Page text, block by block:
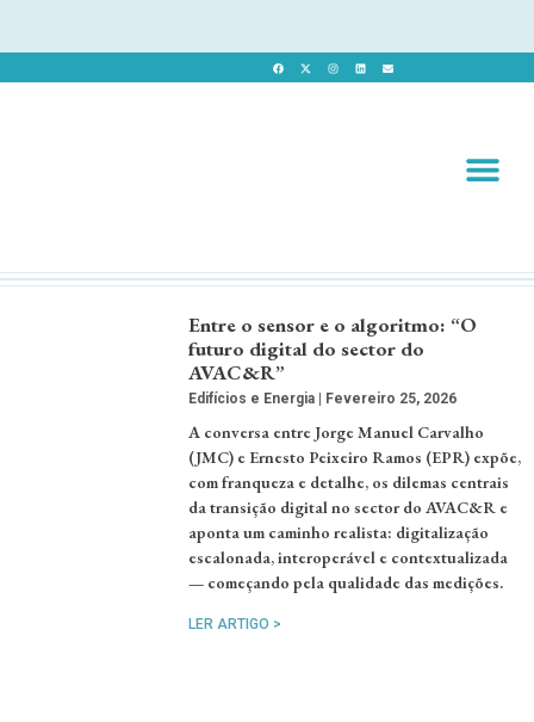
Entre o sensor e o algoritmo: “O
futuro digital do sector do
AVAC&R”
Edifícios e Energia Fevereiro 25, 2026
A conversa entre Jorge Manuel Carvalho
(JMC) e Ernesto Peixeiro Ramos (EPR) expõe,
com franqueza e detalhe, os dilemas centrais
da transição digital no sector do AVAC&R e
aponta um caminho realista: digitalização
escalonada, interoperável e contextualizada
— começando pela qualidade das medições.
LER ARTIGO >